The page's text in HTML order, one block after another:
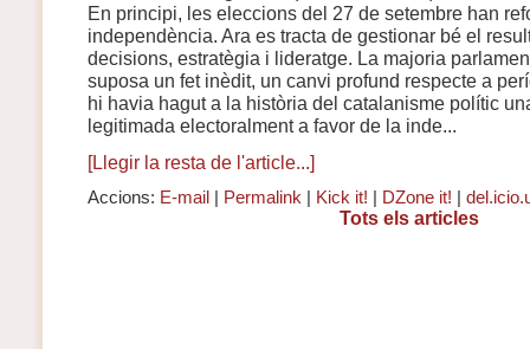
En principi, les eleccions del 27 de setembre han
independència. Ara es tracta de gestionar bé el
decisions, estratègia i lideratge. La majoria
suposa un fet inèdit, un canvi profund respecte a
hi havia hagut a la història del catalanisme polític
legitimada electoralment a favor de la inde...
[Llegir la resta de l'article...]
Accions: E-mail Permalink Kick it! DZone it!
Tots els articles